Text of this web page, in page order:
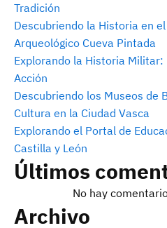
Tradición
Descubriendo la Historia en
Arqueológico Cueva Pintada
Explorando la Historia Militar:
Acción
Descubriendo los Museos de
Cultura en la Ciudad Vasca
Explorando el Portal de
Castilla y León
Últimos
No hay
Archivo